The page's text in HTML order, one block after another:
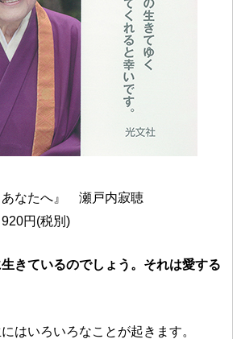
なたへ』 瀬戸内寂聴
円(税別)
きているのでしょう。それは愛する
はいろいろなことが起きます。